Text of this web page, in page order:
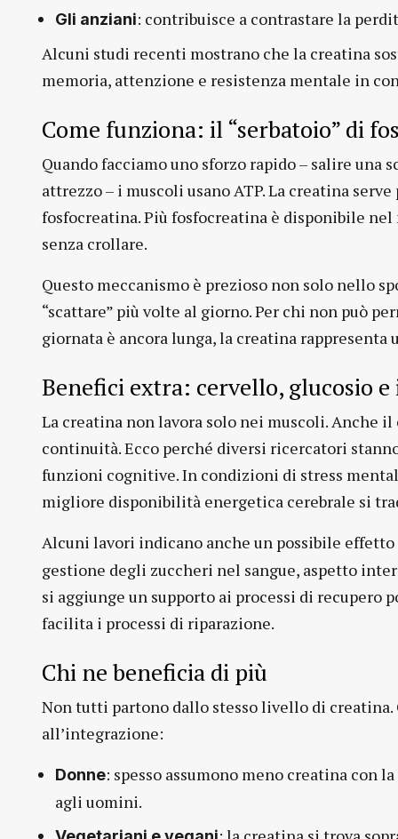
Gli anziani: contribuisce a contrastare la
Alcuni studi recenti mostrano che la creatina
memoria, attenzione e resistenza mentale in
Come funziona: il “serbatoio” di
Quando facciamo uno sforzo rapido – salire una
attrezzo – i muscoli usano ATP. La creatina
fosfocreatina. Più fosfocreatina è disponibile
senza crollare.
Questo meccanismo è prezioso non solo nello
“scattare” più volte al giorno. Per chi non può
giornata è ancora lunga, la creatina rappresenta
Benefici extra: cervello, glucosio
La creatina non lavora solo nei muscoli. Anche
continuità. Ecco perché diversi ricercatori
funzioni cognitive. In condizioni di stress
migliore disponibilità energetica cerebrale si
Alcuni lavori indicano anche un possibile
gestione degli zuccheri nel sangue, aspetto
si aggiunge un supporto ai processi di
facilita i processi di riparazione.
Chi ne beneficia di più
Non tutti partono dallo stesso livello di
all’integrazione:
Donne: spesso assumono meno creatina con
agli uomini.